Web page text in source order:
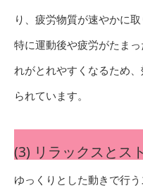
り、疲労物質が速やかに取
特に運動後や疲労がたま
れがとれやすくなるため
られています。
(3) リラックスとス
ゆっくりとした動きで行